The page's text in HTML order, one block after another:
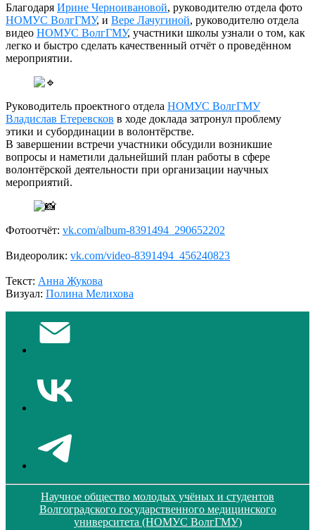
Благодаря Ирине Черноивановой, руководителю отдела фото
НОМУС ВолгГМУ, и Вере Лачугиной, руководителю отдела
видео НОМУС ВолгГМУ, участники школы узнали о том, как
легко и быстро сделать качественный отчёт о проведённом
мероприятии.
Руководитель проектного отдела НОМУС ВолгГМУ
Владислав Етеревсков в ходе доклада затронул проблему
этики и субординации в волонтёрстве.
В завершении встречи участники обсудили возникшие
вопросы и наметили дальнейший план работы в сфере
волонтёрской деятельности при организации научных
мероприятий.
Фотоотчёт: vk.com/album-8391494_290652202
Видеоролик: vk.com/video-8391494_456240823
Текст: Анна Жукова
Визуал: Полина Мелихова
Научное общество молодых учёных и студентов
Волгоградского государственного медицинского
университета (НОМУС ВолгГМУ)